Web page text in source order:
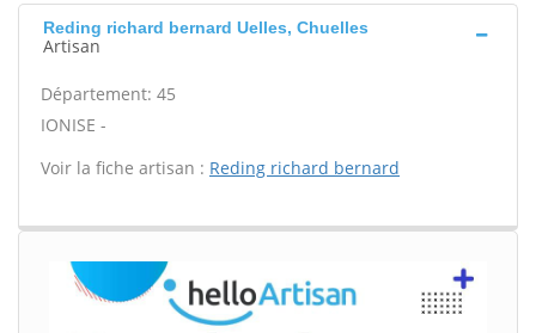
Reding richard bernard Uelles, Chuelles
Artisan
Département: 45
IONISE -
Voir la fiche artisan : Reding richard bernard